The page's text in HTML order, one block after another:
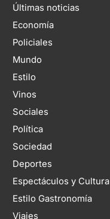
Últimas noticias
Economía
Policiales
Mundo
Estilo
Vinos
Sociales
Política
Sociedad
Deportes
Espectáculos y Cultura
Estilo Gastronomía
Viajes